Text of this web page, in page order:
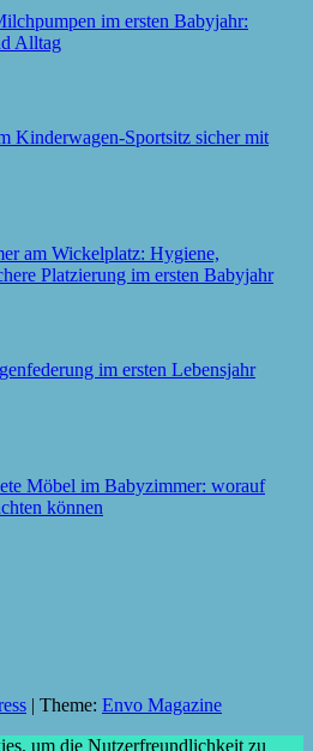
im ersten Babyjahr:
Alltag
Kinderwagen-Sportsitz sicher mit
am Wickelplatz: Hygiene,
Platzierung im ersten Babyjahr
im ersten Lebensjahr
Möbel im Babyzimmer: worauf
können
| Theme: Envo Magazine
um die Nutzerfreundlichkeit zu